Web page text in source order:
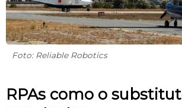
Foto: Reliable Robotics
RPAs como o